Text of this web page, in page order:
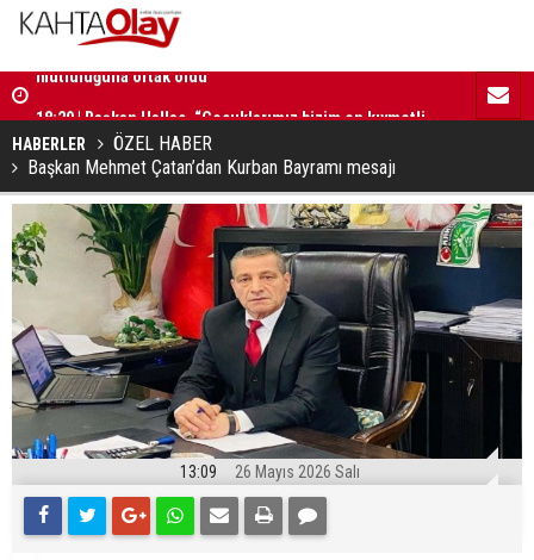
emanetlerimizdir”
16:52 |
HABERLER
ÖZEL HABER
Başkan Mehmet Çatan’dan Kurban Bayramı mesajı
13:09 26 Mayıs 2026 Salı